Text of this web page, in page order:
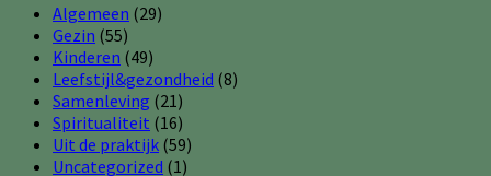
Algemeen (29)
Gezin (55)
Kinderen (49)
Leefstijl&gezondheid (8)
Samenleving (21)
Spiritualiteit (16)
Uit de praktijk (59)
Uncategorized (1)